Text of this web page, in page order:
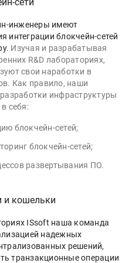
инженеры имеют
интеграции блокчейн-сетей
Изучая и разрабатывая
R&D лабораториях,
свои наработки в
Как правило, наши
инфраструктуры
себя:
блокчейн-сетей;
блокчейн-сетей;
развертывания ПО.
и кошельки
ISsoft наша команда
надежных
решений,
транзакционные операции